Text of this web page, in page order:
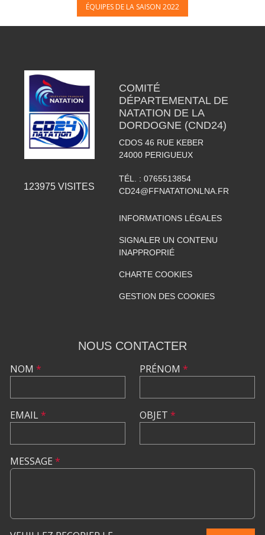
ÉQUIPES DE LA SAISON 2022
123975 VISITES
COMITÉ
DÉPARTEMENTAL DE
NATATION DE LA
DORDOGNE (CND24)
CDOS 46 RUE KEBER
24000 PERIGUEUX
TÉL. : 0765513854
CD24@FFNATATIONLNA.FR
INFORMATIONS LÉGALES
SIGNALER UN CONTENU
INAPPROPRIÉ
CHARTE COOKIES
GESTION DES COOKIES
NOUS CONTACTER
NOM *
EMAIL*
PRÉNOM *
OBJET *
MESSAGE *